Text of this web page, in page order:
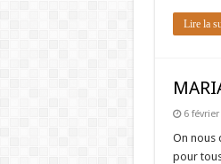
Lire la
6 février
On nous
pour